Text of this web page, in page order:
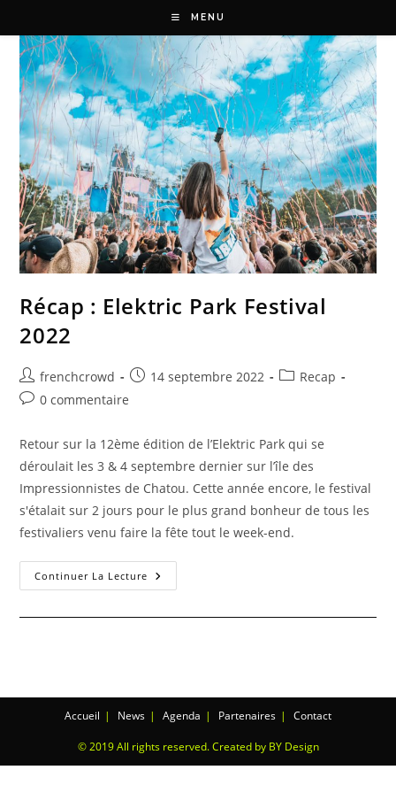
MENU
Récap : Elektric Park Festival
2022
frenchcrowd 14 septembre 2022
Recap
0 commentaire
Retour sur la 12ème édition de l’Elektric Park qui se
déroulait les 3 & 4 septembre dernier sur l’île des
Impressionnistes de Chatou. Cette année encore, le festival
s'étalait sur 2 jours pour le plus grand bonheur de tous les
festivaliers venu faire la fête tout le week-end.
Continuer La Lecture
Accueil News Agenda Partenaires Contact
© 2019 All rights reserved. Created by BY Design